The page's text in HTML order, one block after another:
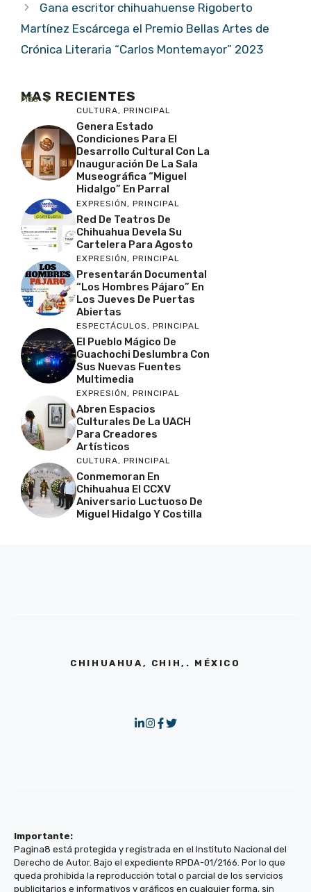
Gana escritor chihuahuense Rigoberto
Martínez Escárcega el Premio Bellas Artes de
Crónica Literaria “Carlos Montemayor” 2023
MAS RECIENTES
Más
CULTURA, PRINCIPAL
Genera Estado
Condiciones Para El
Desarrollo Cultural Con La
Inauguración De La Sala
Museográfica “Miguel
Hidalgo” En Parral
EXPRESIÓN , PRINCIPAL
Red De Teatros De
Chihuahua Devela Su
Cartelera Para Agosto
EXPRESIÓN, PRINCIPAL
Presentarán Documental
“Los Hombres Pájaro” En
Los Jueves De Puertas
Abiertas
ESPECTÁCULOS, PRINCIPAL
El Pueblo Mágico De
Guachochi Deslumbra Con
Sus Nuevas Fuentes
Multimedia
EXPRESIÓN, PRINCIPAL
Abren Espacios
Culturales De La UACH
Para Creadores
Artísticos
CULTURA, PRINCIPAL
Conmemoran En
Chihuahua El CCXV
Aniversario Luctuoso De
Miguel Hidalgo Y Costilla
CHIHUAHUA, CHIH,. MÉXICO
Importante:
Pagina8 está protegida y registrada en el Instituto Nacional del
Derecho de Autor. Bajo el expediente RPDA-01/2166. Por lo que
queda prohibida la reproducción total o parcial de los servicios
publicitarios e informativos y gráficos en cualquier forma, sin